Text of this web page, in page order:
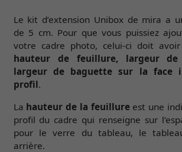
Le kit d’extension Unibox de mira a
de 5 cm. Pour que vous puissiez
votre cadre photo, celui-ci doit
hauteur de feuillure, largeur
largeur de baguette sur la face
profil.
La hauteur de la feuillureest une
profil du cadre qui renseigne sur
pour le verre du tableau, le
arrière.